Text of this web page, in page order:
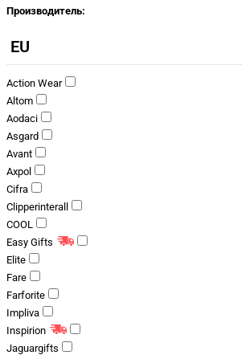
Производитель:
EU
Action Wear
Altom
Aodaci
Asgard
Avant
Axpol
Cifra
Clipperinterall
COOL
Easy Gifts
Elite
Fare
Farforite
Impliva
Inspirion
Jaguargifts